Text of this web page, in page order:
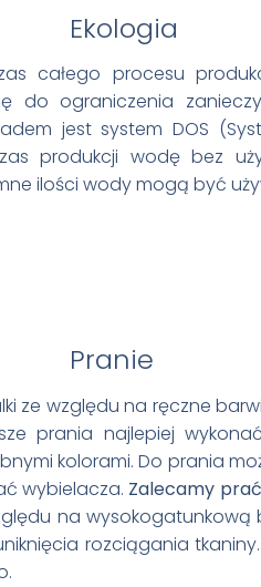
Ekologia
całego procesu
do ograniczenia
jest system DOS
produkcji wodę bez
ilości wody mogą być
Pranie
ze względu na ręczne
prania najlepiej
kolorami. Do prania
wybielacza. Zalecamy
na wysokogatunkową
rozciągania